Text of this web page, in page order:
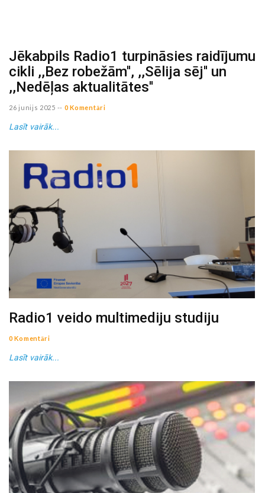
Jēkabpils Radio1 turpināsies raidījumu
cikli ,,Bez robežām'', ,,Sēlija sēj'' un
,,Nedēļas aktualitātes''
26 junijs 2025 -- 0 Komentāri
Lasīt vairāk...
Radio1 veido multimediju studiju
0 Komentāri
Lasīt vairāk...